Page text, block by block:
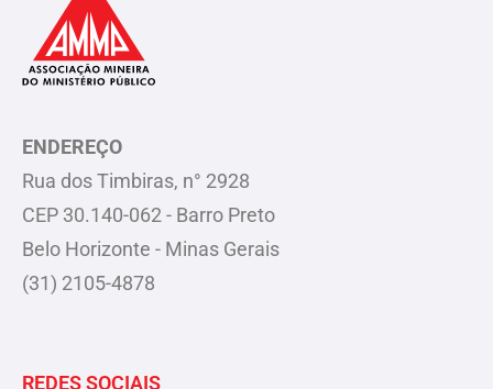
ENDEREÇO
Rua dos Timbiras, n° 2928
CEP 30.140-062 - Barro Preto
Belo Horizonte - Minas Gerais
(31) 2105-4878
REDES SOCIAIS